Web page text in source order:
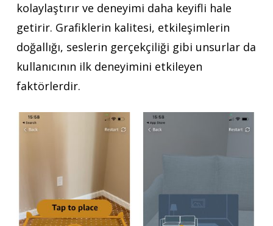
kolaylaştırır ve deneyimi daha keyifli hale
getirir. Grafiklerin kalitesi, etkileşimlerin
doğallığı, seslerin gerçekçiliği gibi unsurlar da
kullanıcının ilk deneyimini etkileyen
faktörlerdir.